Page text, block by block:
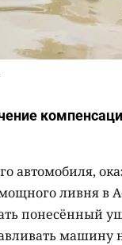
автомобиля,
ливня в
понесённый
машину